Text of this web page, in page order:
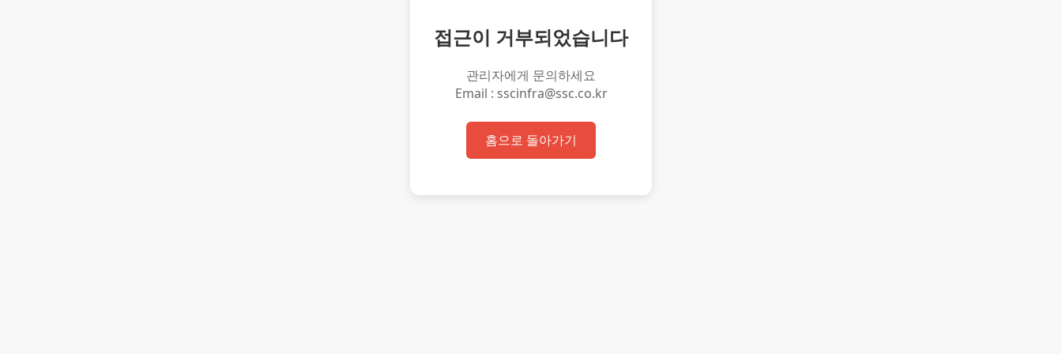
접근이 거부되었습니다
관리자에게 문의하세요
Email : sscinfra@ssc.co.kr
홈으로 돌아가기